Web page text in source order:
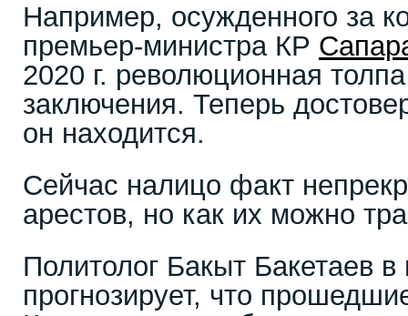
Например, осужденного за
премьер-министра КР
2020 г. революционная
заключения. Теперь
он находится.
Сейчас налицо факт
арестов, но как их можно
Политолог Бакыт Бакетаев
прогнозирует, что